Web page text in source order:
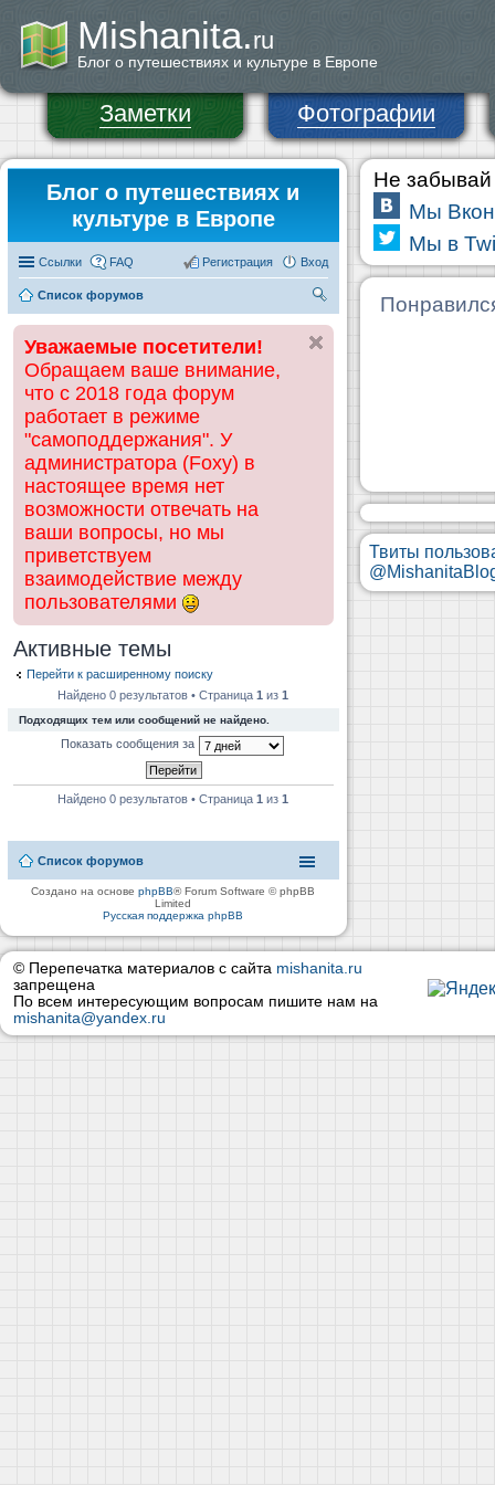
Mishanita.ru
Блог о путешествиях и культуре в Европе
Заметки Фотографии
Блог о путешествиях и
культуре в Европе
Ссылки FAQ Вход
Регистрация
Список форумов
ск
Уважаемые посетители!
Обращаем ваше внимание,
что с 2018 года форум
работает в режиме
"самоподдержания". У
администратора (Foxy) в
настоящее время нет
возможности отвечать на
ваши вопросы, но мы
приветствуем
взаимодействие между
пользователями
Активные темы
Перейти к расширенному поиску
Найдено 0 результатов • Страница1 из1
Подходящих тем или сообщений не найдено.
Показать сообщения за
Найдено 0 результатов • Страница1 из1
Список форумов
Создано на основеphpBB® Forum Software © phpBB
Limited
Русская поддержка phpBB
Не забывай
Мы
Мы в
Твиты
© Перепечатка материалов с сайта mishanita.ru
запрещена
По всем интересующим вопросам пишите нам на
mishanita@yandex.ru